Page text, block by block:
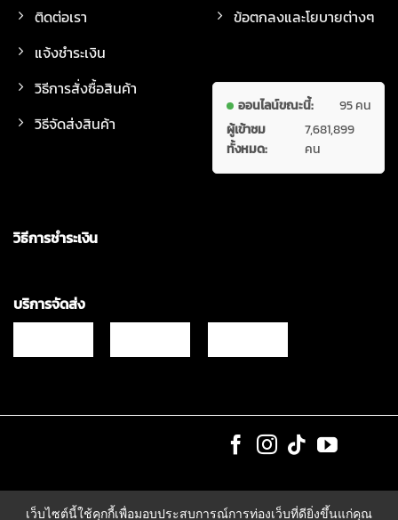
ติดต่อเรา
แจ้งชำระเงิน
วิธีการสั่งซื้อสินค้า
วิธีจัดส่งสินค้า
ข้อตกลงและโยบายต่างๆ
ออนไลน์ขณะนี้:
95 คน
ผู้เข้าชม
ทั้งหมด:
7,681,899
คน
วิธีการชำระเงิน
บริการจัดส่ง
เว็บไซต์นี้ใช้คุกกี้เพื่อมอบประสบการณ์การท่องเว็บที่ดียิ่งขึ้นแก่คุณ